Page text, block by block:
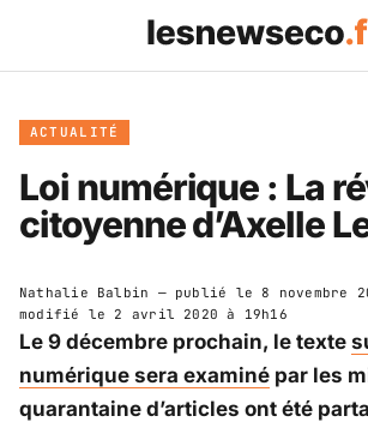
ACTUALITÉ
Loi numérique : La
citoyenne d’Axelle
Nathalie Balbin — publié le 8 novembre
modifié le 2 avril 2020 à 19h16
Le 9 décembre prochain, le texte
numérique sera examiné par les
quarantaine d’articles ont été